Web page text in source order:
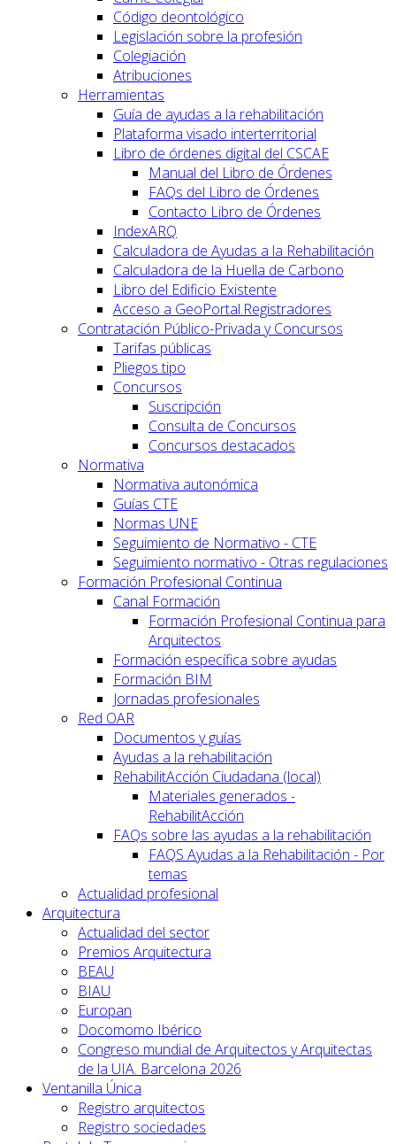
Código deontológico
Legislación sobre la profesión
Colegiación
Atribuciones
Herramientas
Guía de ayudas a la rehabilitación
Plataforma visado interterritorial
Libro de órdenes digital del CSCAE
Manual del Libro de Órdenes
FAQs del Libro de Órdenes
Contacto Libro de Órdenes
IndexARQ
Calculadora de Ayudas a la Rehabilitación
Calculadora de la Huella de Carbono
Libro del Edificio Existente
Acceso a GeoPortal.Registradores
Contratación Público-Privada y Concursos
Tarifas públicas
Pliegos tipo
Concursos
Suscripción
Consulta de Concursos
Concursos destacados
Normativa
Normativa autonómica
Guías CTE
Normas UNE
Seguimiento de Normativo - CTE
Seguimiento normativo - Otras regulaciones
Formación Profesional Continua
Canal Formación
Formación Profesional Continua para
Arquitectos
Formación específica sobre ayudas
Formación BIM
Jornadas profesionales
Red OAR
Documentos y guías
Ayudas a la rehabilitación
RehabilitAcción Ciudadana (local)
Materiales generados -
RehabilitAcción
FAQs sobre las ayudas a la rehabilitación
FAQS Ayudas a la Rehabilitación - Por
temas
Actualidad profesional
Arquitectura
Actualidad del sector
Premios Arquitectura
BEAU
BIAU
Europan
Docomomo Ibérico
Congreso mundial de Arquitectos y Arquitectas
de la UIA. Barcelona 2026
Ventanilla Única
Registro arquitectos
Registro sociedades